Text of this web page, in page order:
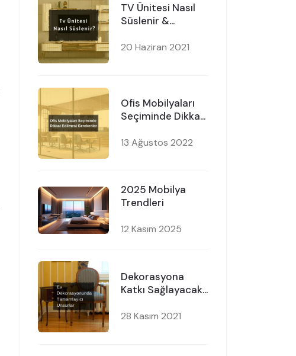
TV Ünitesi Nasıl
Süslenir &
Eşyalar ?
20 Haziran 2021
Ofis Mobilyaları
Seçiminde Dikkat
Gerekenler
13 Ağustos 2022
2025 Mobilya
Trendleri
12 Kasım 2025
Dekorasyona
Katkı Sağlayacak
28 Kasım 2021